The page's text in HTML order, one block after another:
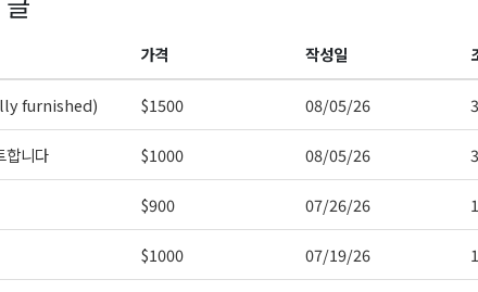
가격 작성일
furnished) $1500 08/05/26
합니다 $1000 08/05/26
$900 07/26/26
$1000 07/19/26